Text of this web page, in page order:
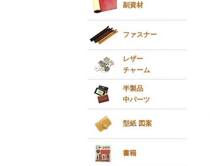
副資材
ファスナー
レザー
チャーム
半製品
中パーツ
型紙 図案
書籍